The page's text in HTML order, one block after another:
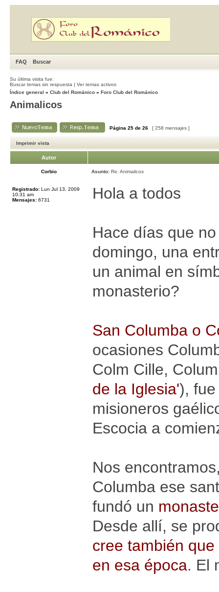
FAQ Buscar
Su última visita fue:
Buscar temas sin respuesta | Ver temas activos
Índice general » Club del Románico » Foro Club del Románico
Animalicos
Página 25 de 26 [ 258 mensajes ]
Imprimir vista
Autor
Corbio Asunto: Re: Animalicos
Registrado: Lun Jul 13, 2009
10:31 am
Mensajes: 6731 Hola a todos
Hace días que
domingo, una
un animal en
monasterio?
San Columba o
ocasiones
Colm Cille,
de la Iglesia'),
misioneros
Escocia a
Nos
Columba ese
fundó un
Desde allí, se
cree también
en esa época. El